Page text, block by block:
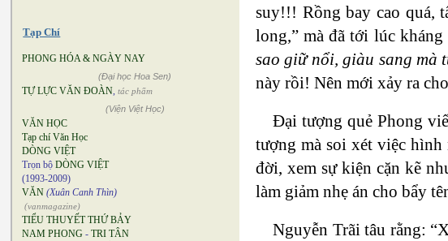
Tạp Chí
PHONG HÓA & NGÀY NAY
(Đại học Hoa Sen)
TỰ LỰC VĂN ĐOÀN, tác phẩm
(Viện Việt Học)
VĂN HỌC
Tạp chí Văn Học
DÒNG VIỆT
Trọn bộ DÒNG VIỆT
(1993-2009)
VĂN (Xuân Canh Thìn)
(vanmagazine)
TIỂU THUYẾT THỨ BẢY
NAM PHONG - TRI TÂN
suy!!! Rồng bay cao quá,
long,” mà đã tới lúc
sao giữ nổi, giàu sang mà
này rồi! Nên mới xảy ra
Đại tượng quẻ Phong
tượng mà soi xét việc
đời, xem sự kiện cặn kẽ
làm giảm nhẹ án cho bẩy
Nguyễn Trãi tâu rằng: